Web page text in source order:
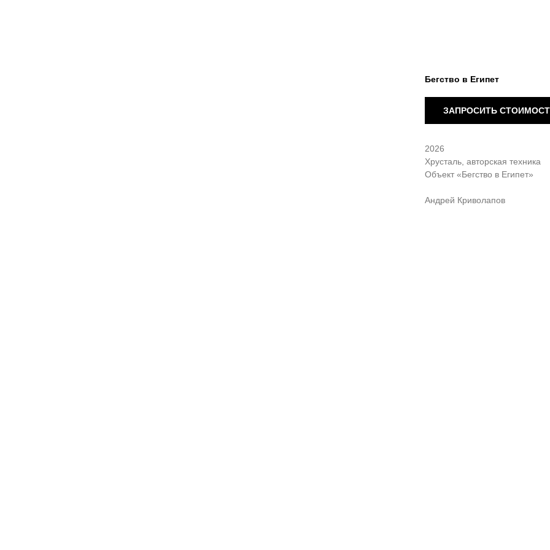
Бегство в Египет
ЗАПРОСИТЬ
2026
Хрусталь, авторская техника
Объект «Бегство в Египет»
Андрей Криволапов